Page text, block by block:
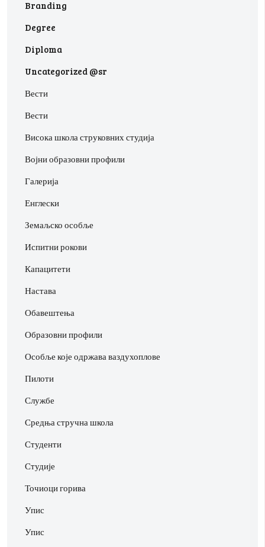
Branding
Degree
Diploma
Uncategorized @sr
Вести
Вести
Висока школа струковних студија
Војни образовни профили
Галерија
Енглески
Земаљско особље
Испитни рокови
Капацитети
Настава
Обавештења
Образовни профили
Особље које одржава ваздухоплове
Пилоти
Службе
Средња стручна школа
Студенти
Студије
Точиоци горива
Упис
Упис